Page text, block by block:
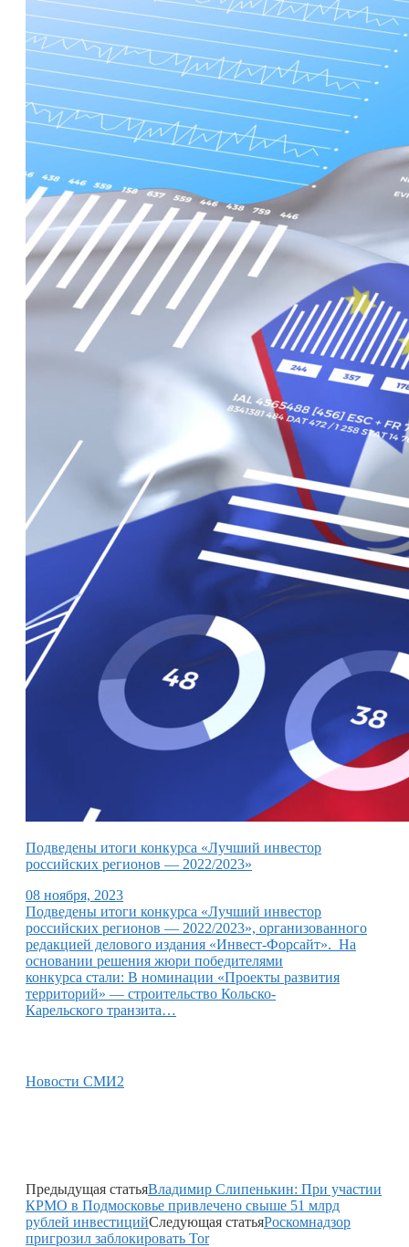
Подведены итоги конкурса «Лучший инвестор
российских регионов — 2022/2023»
08 ноября, 2023
Подведены итоги конкурса «Лучший инвестор
российских регионов — 2022/2023», организованного
редакцией делового издания «Инвест-Форсайт». На
основании решения жюри победителями
конкурса стали: В номинации «Проекты развития
территорий» — строительство Кольско-
Карельского транзита…
Новости СМИ2
Предыдущая статьяВладимир Слипенькин: При участии
КРМО в Подмосковье привлечено свыше 51 млрд
рублей инвестицийСледующая статьяРоскомнадзор
пригрозил заблокировать Tor